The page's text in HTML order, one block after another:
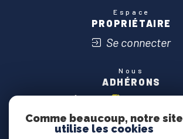
Espace
PROPRIÉTAIRE
Se connecter
Nous
ADHÉRONS
Comme beaucoup, notre site
utilise les cookies